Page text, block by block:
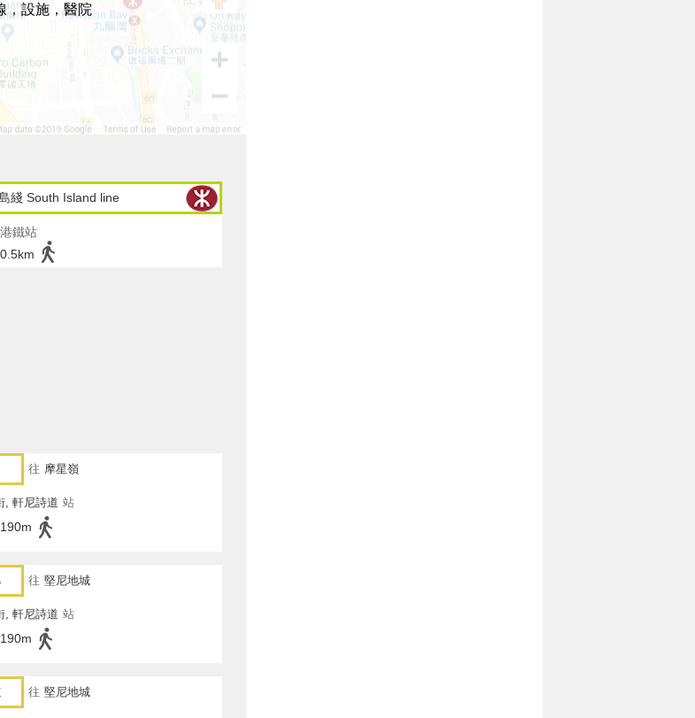
，設施，醫院
綫 South Island line
港鐵站
0.5km
往 摩星嶺
, 軒尼詩道 站
190m
往 堅尼地城
, 軒尼詩道 站
190m
往 堅尼地城